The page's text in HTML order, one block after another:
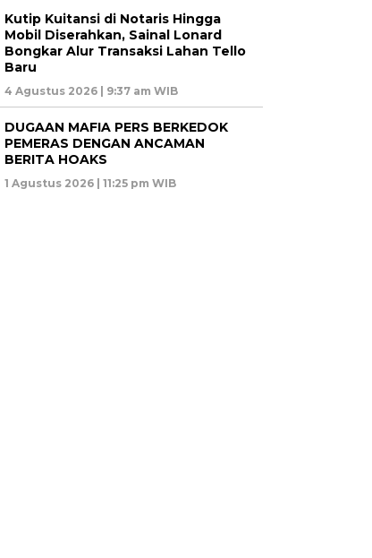
Kutip Kuitansi di Notaris Hingga
Mobil Diserahkan, Sainal Lonard
Bongkar Alur Transaksi Lahan Tello
Baru
4 Agustus 2026 | 9:37 am WIB
DUGAAN MAFIA PERS BERKEDOK
PEMERAS DENGAN ANCAMAN
BERITA HOAKS
1 Agustus 2026 | 11:25 pm WIB